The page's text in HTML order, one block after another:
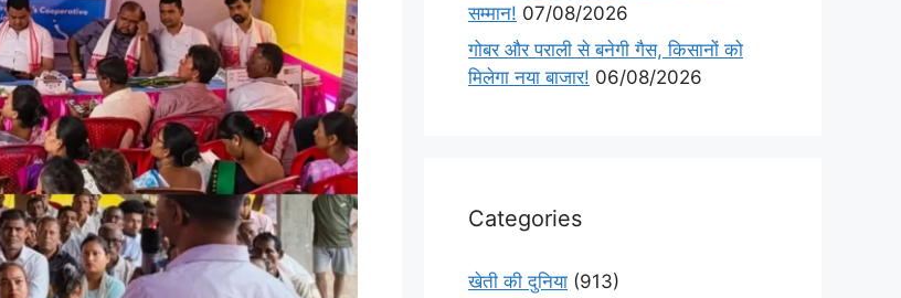
सम्मान! 07/08/2026
गोबर और पराली से बनेगी गैस, किसानों को
मिलेगा नया बाजार! 06/08/2026
Categories
खेती की दुनिया (913)